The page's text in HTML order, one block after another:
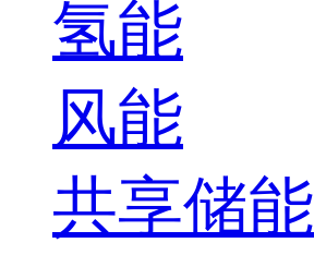
氢能
风能
共享储能